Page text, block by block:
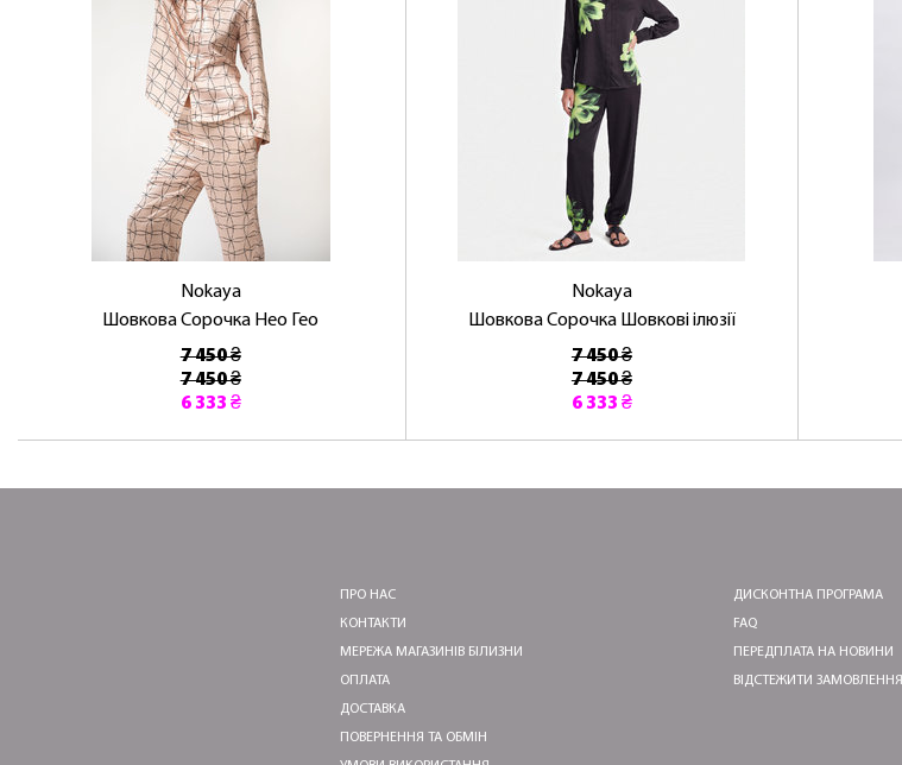
Nokaya
Шовкова Сорочка Нео Гео
7 450 ₴
7 450 ₴
6 333 ₴
Nokaya
Шовкова Сорочка Шовкові ілюзії
7 450 ₴
7 450 ₴
6 333 ₴
ПРО НАС
КОНТАКТИ
МЕРЕЖА МАГАЗИНІВ БІЛИЗНИ
ОПЛАТА
ДОСТАВКА
ПОВЕРНЕННЯ ТА ОБМІН
ДИСКОНТНА ПРОГРАМА
FAQ
ПЕРЕДПЛАТА НА НОВИНИ
ВІДСТЕЖИТИ ЗАМОВЛЕННЯ